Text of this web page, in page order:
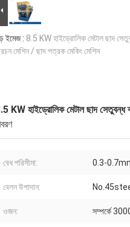
ইমেজ : 8.5 KW হাইড্রোলিক মেটাল ছাদ
মেশিন / ছাদ পত্রক মেকিং মেশিন
KW হাইড্রোলিক মেটাল ছাদ সেতুবন্ধ
বেধ পরিসীমা: 0.3-
বেলন উপাদান:
ওজন: সম্পর্কে